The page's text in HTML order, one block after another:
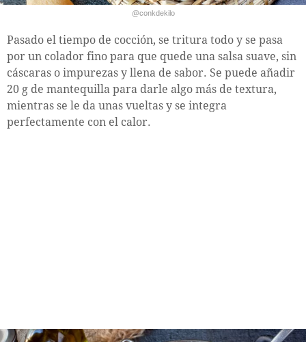
@conkdekilo
Pasado el tiempo de cocción, se tritura todo y se pasa
por un colador fino para que quede una salsa suave, sin
cáscaras o impurezas y llena de sabor. Se puede añadir
20 g de mantequilla para darle algo más de textura,
mientras se le da unas vueltas y se integra
perfectamente con el calor.